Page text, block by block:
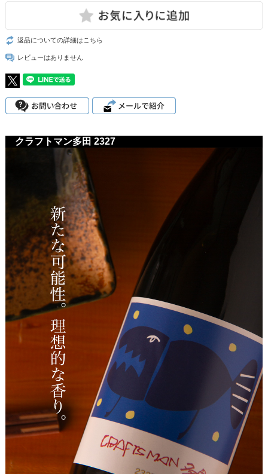
返品についての詳細はこちら
レビューはありません
クラフトマン多田 2327